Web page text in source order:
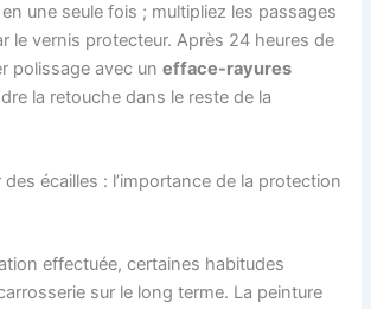
une seule fois ; multipliez les passages
le vernis protecteur. Après 24 heures de
polissage avec unefface-rayures
la retouche dans le reste de la
des écailles : l’importance de la protection
effectuée, certaines habitudes
sur le long terme. La peinture